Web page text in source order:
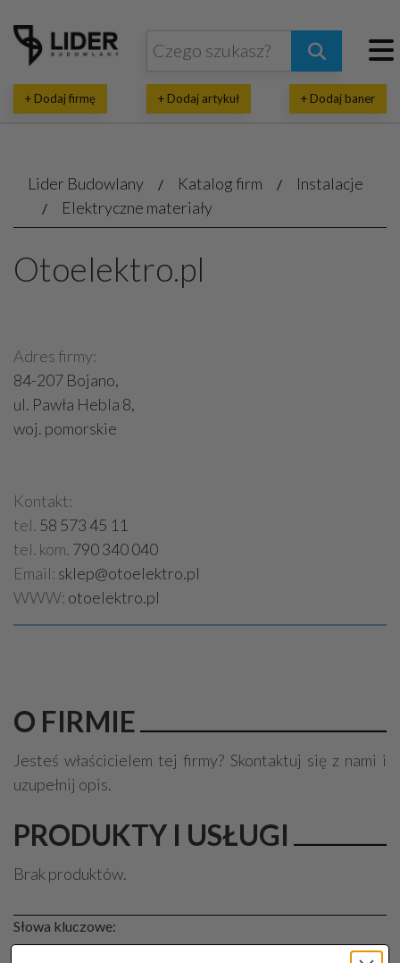
+ Dodaj firmę + Dodaj artykuł + Dodaj baner
Lider Budowlany Katalog firm
Instalacje
Elektryczne materiały
Otoelektro.pl
Adres firmy:
84-207 Bojano,
ul. Pawła Hebla 8,
woj. pomorskie
Kontakt:
tel. 58 573 45 11
tel. kom. 790 340 040
Email: sklep@otoelektro.pl
WWW: otoelektro.pl
O FIRMIE
Jesteś właścicielem tej firmy? Skontaktuj się z nami i
uzupełnij opis.
PRODUKTY I USŁUGI
Brak produktów.
Słowa kluczowe: